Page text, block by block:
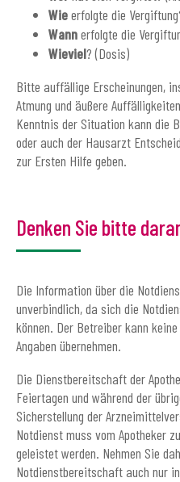
Wieerfolgte die
Wannerfolgte die
Wieviel? (Dosis)
Bitte auffällige Erscheinungen,
Atmung und äußere
Kenntnis der Situation kann die
oder auch der Hausarzt
zur Ersten Hilfe geben.
Denken Sie bitte
Die Information über die
unverbindlich, da sich die
können. Der Betreiber kann
Angaben übernehmen.
Die Dienstbereitschaft der
Feiertagen und während der
Sicherstellung der
Notdienst muss vom Apotheker
geleistet werden. Nehmen Sie
Notdienstbereitschaft auch nur